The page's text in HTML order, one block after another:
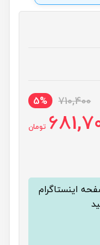
710,400
5%
تومان
اینستاگرام